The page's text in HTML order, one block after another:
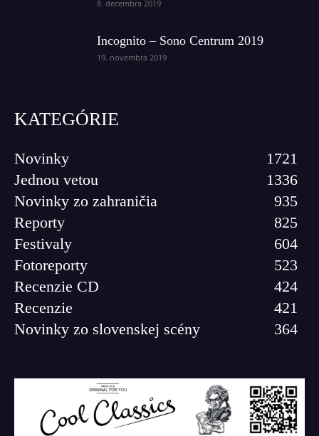
8. decembra 2019
Incognito – Sono Centrum 2019
19. novembra 2019
KATEGÓRIE
Novinky
1721
Jednou vetou
1336
Novinky zo zahraničia
935
Reporty
825
Festivaly
604
Fotoreporty
523
Recenzie CD
424
Recenzie
421
Novinky zo slovenskej scény
364